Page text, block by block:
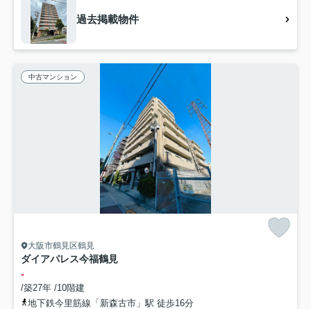
過去掲載物件
中古マンション
大阪市鶴見区鶴見
ダイアパレス今福鶴見
-
/築27年 /10階建
地下鉄今里筋線「新森古市」駅 徒歩16分